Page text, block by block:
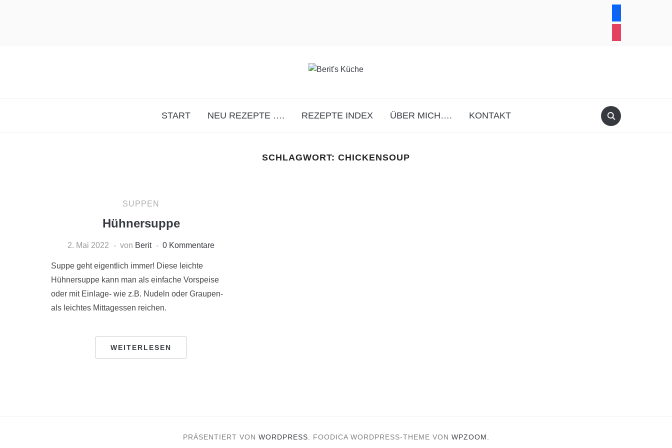
START NEU REZEPTE …. REZEPTE INDEX ÜBER MICH…. KONTAKT
SCHLAGWORT: CHICKENSOUP
SUPPEN
Hühnersuppe
2. Mai 2022 von Berit 0 Kommentare
Suppe geht eigentlich immer! Diese leichte
Hühnersuppe kann man als einfache Vorspeise
oder mit Einlage- wie z.B. Nudeln oder Graupen-
als leichtes Mittagessen reichen.
WEITERLESEN
PRÄSENTIERT VON WORDPRESS. FOODICA WORDPRESS-THEME VON WPZOOM.